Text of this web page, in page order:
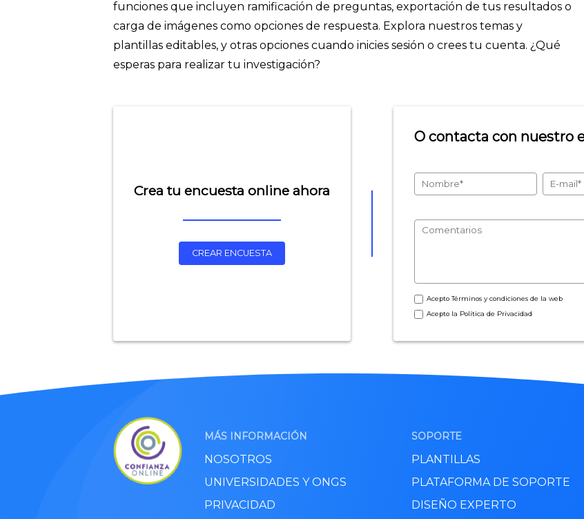
funciones que incluyen ramificación de preguntas, exportación de tus resultados o
carga de imágenes como opciones de respuesta. Explora nuestros temas y
plantillas editables, y otras opciones cuando inicies sesión o crees tu cuenta. ¿Qué
esperas para realizar tu investigación?
Crea tu encuesta online ahora
CREAR ENCUESTA
O contacta con nuestro
AceptoTérminos y condiciones de la web
Acepto la Política de Privacidad
MÁS INFORMACIÓN
NOSOTROS
UNIVERSIDADES Y ONGS
PRIVACIDAD
SOPORTE
PLANTILLAS
PLATAFORMA DE SOPORTE
DISEÑO EXPERTO